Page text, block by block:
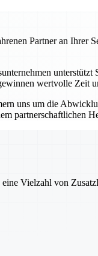
Partner an Ihrer
unterstützt
wertvolle Zeit
uns um die
partnerschaftlichen
Vielzahl von